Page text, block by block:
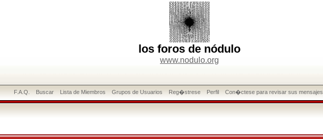
los foros de nódulo
www.nodulo.org
F.A.Q. Buscar Lista de Miembros Grupos de Usuarios Reg�strese Perfil Con�ctese para revisar sus mensajes